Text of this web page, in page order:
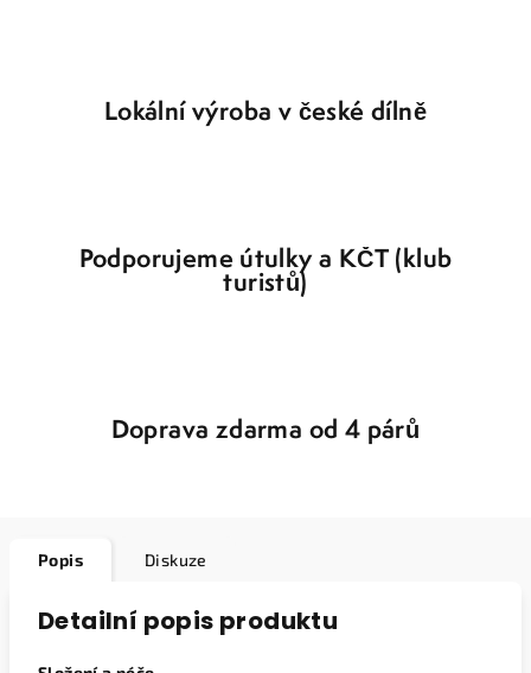
Lokální výroba v české dílně
Podporujeme útulky a KČT (klub
turistů)
Doprava zdarma od 4 párů
Popis Diskuze
Detailní popis produktu